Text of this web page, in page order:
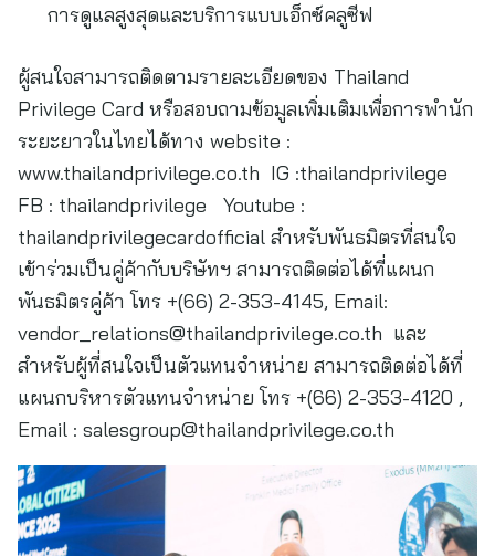
การดูแลสูงสุดและบริการแบบเอ็กซ์คลูซีฟ
ผู้สนใจสามารถติดตามรายละเอียดของ Thailand
Privilege Card หรือสอบถามข้อมูลเพิ่มเติมเพื่อการพำนัก
ระยะยาวในไทยได้ทาง website :
www.thailandprivilege.co.th IG :thailandprivilege
FB : thailandprivilege Youtube :
thailandprivilegecardofficial สำหรับพันธมิตรที่สนใจ
เข้าร่วมเป็นคู่ค้ากับบริษัทฯ สามารถติดต่อได้ที่แผนก
พันธมิตรคู่ค้า โทร +(66) 2-353-4145, Email:
vendor_relations@thailandprivilege.co.th และ
สำหรับผู้ที่สนใจเป็นตัวแทนจำหน่าย สามารถติดต่อได้ที่
แผนกบริหารตัวแทนจำหน่าย โทร +(66) 2-353-4120 ,
Email : salesgroup@thailandprivilege.co.th